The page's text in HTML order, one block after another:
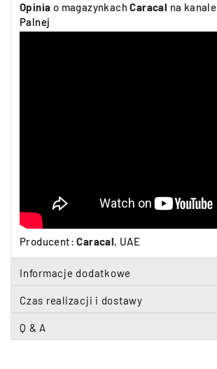
Opinia o magazynkachCaracal na kanale
Palnej
Producent:Caracal, UAE
Informacje dodatkowe
Czas realizacji i dostawy
Q & A